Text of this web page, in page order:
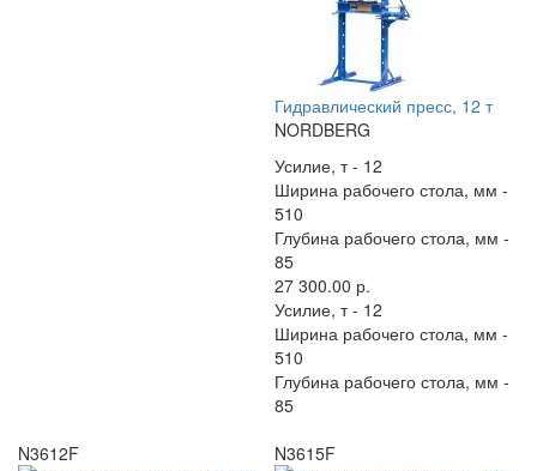
Гидравлический пресс, 12 т
NORDBERG
Усилие, т - 12
Ширина рабочего стола, мм -
510
Глубина рабочего стола, мм -
85
27 300.00 р.
Усилие, т - 12
Ширина рабочего стола, мм -
510
Глубина рабочего стола, мм -
85
N3612F
N3615F